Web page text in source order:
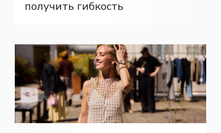
получить гибкость